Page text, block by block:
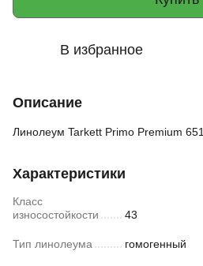
В избранное
Описание
Линолеум Tarkett Primo Premium 651
Характеристики
Класс
износостойкости
43
Тип линолеума гомогенный